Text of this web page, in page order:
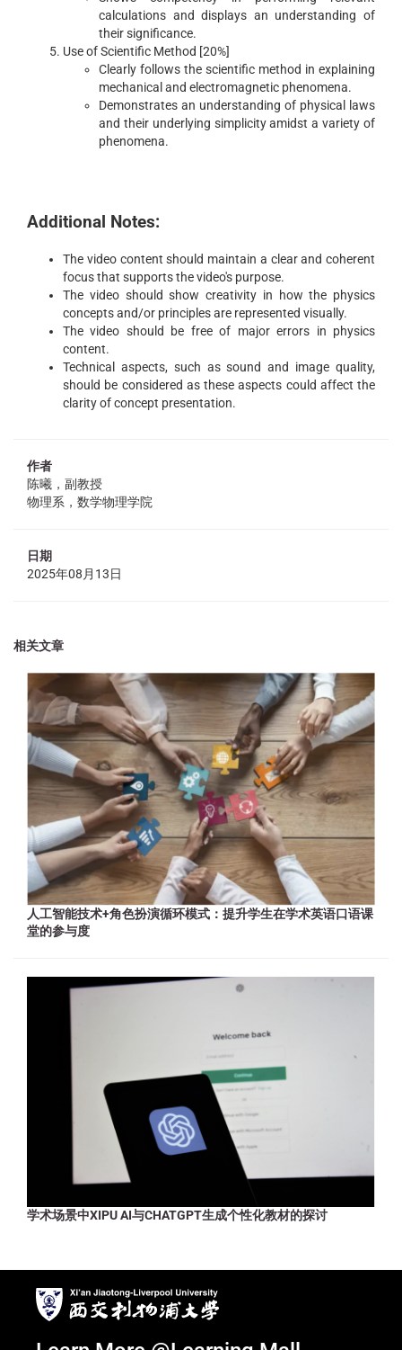
calculations and displays an understanding of
their significance.
Use of Scientific Method [20%]
Clearly follows the scientific method in explaining
mechanical and electromagnetic phenomena.
Demonstrates an understanding of physical laws
and their underlying simplicity amidst a variety of
phenomena.
Additional Notes:
The video content should maintain a clear and coherent
focus that supports the video's purpose.
The video should show creativity in how the physics
concepts and/or principles are represented visually.
The video should be free of major errors in physics
content.
Technical aspects, such as sound and image quality,
should be considered as these aspects could affect the
clarity of concept presentation.
作者
陈曦，副教授
物理系，数学物理学院
日期
2025年08月13日
相关文章
人工智能技术+角色扮演循环模式：提升学生在学术英语口语课
堂的参与度
学术场景中XIPU AI与CHATGPT生成个性化教材的探讨